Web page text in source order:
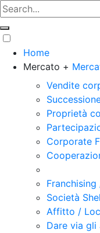
Home
Mercato +
Vendite
Proprietà
Corporate
Società
Affitto /
Dare via gli